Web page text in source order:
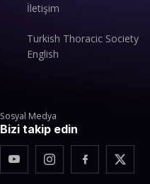
İletişim
Turkish Thoracic Society
English
Sosyal Medya
Bizi takip edin